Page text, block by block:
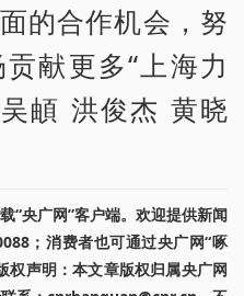
的合作机会，努
献更多“上海力
頔 洪俊杰 黄晓
“央广网”客户端。欢迎提供新闻
；消费者也可通过央广网“啄
权声明：本文章版权归属央广网